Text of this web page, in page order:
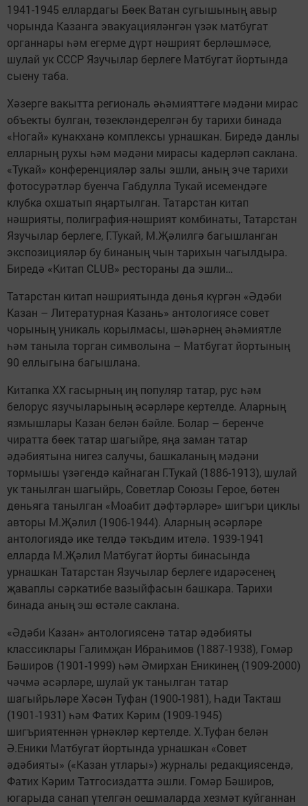
1941-1945 еллардагы Бөек Ватан сугышының авыр
чорында Казанга эвакуацияләнгән үзәк матбугат
органнары һәм егерме дүрт нәшрият берләшмәсе,
шулай ук СССР Язучылар берлеге Матбугат йортында
сыену таба.
Хәзерге вакытта региональ әһәмияттәге мәдәни мирас
объекты булган, төзекләндерелгән бу тарихи бинада
«Ногай» кунакханә комплексы урнашкан. Биредә данлы
елларның рухы һәм мәдәни мирасы кадерләп саклана.
«Тукай» конференцияләр залы эшли, аның эче тарихи
фотосурәтләр буенча Габдулла Тукай исемендәге
клубка охшатып яңартылган. Татарстан китап
нәшрияты, полиграфия-нәшрият комбинаты, Татарстан
Язучылар берлеге, Г.Тукай, М.Җәлилгә багышланган
экспозицияләр бу бинаның чын тарихын чагылдыра.
Биредә «Китап CLUB» рестораны да эшли…
Татарстан китап нәшриятында дөнья күргән «Әдәби
Казан – Литературная Казань» антологиясе совет
чорының уникаль корылмасы, шәһәрнең әһәмиятле
һәм таныла торган символына – Матбугат йортының
90 еллыгына багышлана.
Китапка XX гасырның иң популяр татар, рус һәм
белорус язучыларының әсәрләре кертелде. Аларның
язмышлары Казан белән бәйле. Болар – беренче
чиратта бөек татар шагыйре, яңа заман татар
әдәбиятына нигез салучы, башкаланың мәдәни
тормышы үзәгендә кайнаган Г.Тукай (1886-1913), шулай
ук танылган шагыйрь, Советлар Союзы Герое, бөтен
дөньяга танылган «Моабит дәфтәрләре» шигъри циклы
авторы М.Җәлил (1906-1944). Аларның әсәрләре
антологиядә ике телдә тәкъдим ителә. 1939-1941
елларда М.Җәлил Матбугат йорты бинасында
урнашкан Татарстан Язучылар берлеге идарәсенең
җаваплы сәркатибе вазыйфасын башкара. Тарихи
бинада аның эш өстәле саклана.
«Әдәби Казан» антологиясенә татар әдәбияты
классиклары Галимҗан Ибраһимов (1887-1938), Гомәр
Бәширов (1901-1999) һәм Әмирхан Еникинең (1909-2000)
чәчмә әсәрләре, шулай ук танылган татар
шагыйрьләре Хәсән Туфан (1900-1981), Һади Такташ
(1901-1931) һәм Фатих Кәрим (1909-1945)
шигъриятеннән үрнәкләр кертелде. Х.Туфан белән
Ә.Еники Матбугат йортында урнашкан «Совет
әдәбияты» («Казан утлары») журналы редакциясендә,
Фатих Кәрим Татгосиздатта эшли. Гомәр Бәширов,
югарыда санап үтелгән оешмаларда хезмәт куйганнан